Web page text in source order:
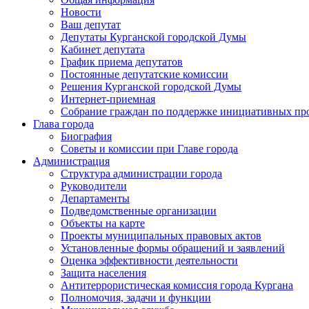
Новости
Ваш депутат
Депутаты Курганской городской Думы
Кабинет депутата
График приема депутатов
Постоянные депутатские комиссии
Решения Курганской городской Думы
Интернет-приемная
Собрание граждан по поддержке инициативных
Глава города
Биография
Советы и комиссии при Главе города
Администрация
Структура администрации города
Руководители
Департаменты
Подведомственные организации
Объекты на карте
Проекты муниципальных правовых актов
Установленные формы обращений и заявлений
Оценка эффективности деятельности
Защита населения
Антитеррористическая комиссия города Кургана
Полномочия, задачи и функции